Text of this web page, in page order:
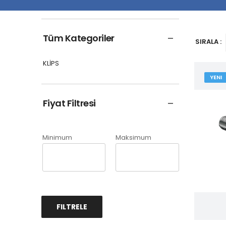
Tüm Kategoriler
KLİPS
Fiyat Filtresi
Minimum Maksimum
FILTRELE
SIRALA :
YENI